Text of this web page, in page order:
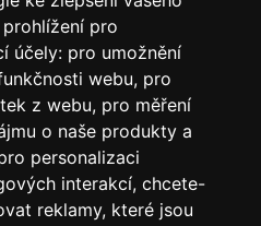
pro
účely: pro umožnění
webu, pro
z webu, pro měření
o naše produkty a
personalizaci
interakcí, chcete-
reklamy, které jsou
rady max. 1x za týden
Odebírat
s našimi podmínkami o
se zasíláním obchodních e-mailů.